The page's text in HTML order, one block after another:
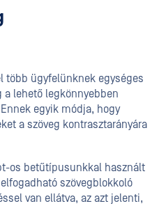
több ügyfelünknek egységes
lehető legkönnyebben
egyik módja, hogy
a szöveg kontrasztarányára
os betűtípusunkkal használt
szövegblokkoló
van ellátva, az azt jelenti,